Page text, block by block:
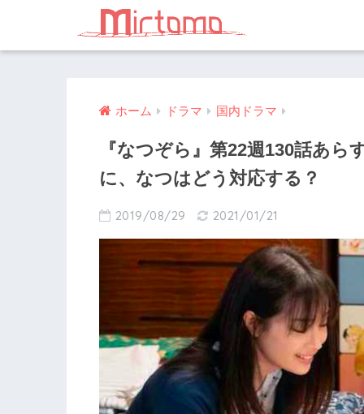
ホーム ドラマ 国内ドラマ
『なつぞら』第22週130話あ
に、なつはどう対応する？
2019/08/29 2021/01/21